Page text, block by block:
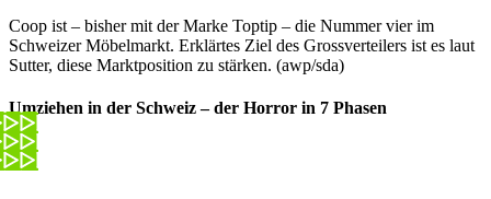
Coop ist – bisher mit der Marke Toptip – die Nummer vier im
Schweizer Möbelmarkt. Erklärtes Ziel des Grossverteilers ist es laut
Sutter, diese Marktposition zu stärken. (awp/sda)
Umziehen in der Schweiz – der Horror in 7 Phasen